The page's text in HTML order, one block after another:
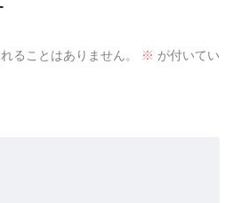
ることはありません。 ※ が付いてい